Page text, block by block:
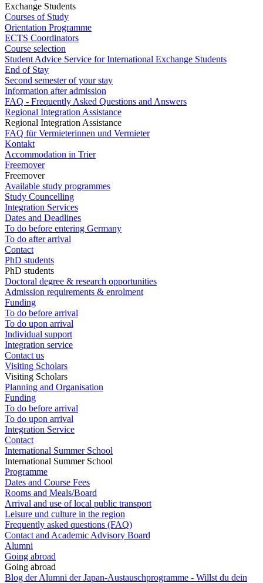
Exchange Students
Courses of Study
Orientation Programme
ECTS Coordinators
Course selection
Student Advice Service for International Exchange Students
End of Stay
Second semester of your stay
Information after admission
FAQ - Frequently Asked Questions and Answers
Regional Integration Assistance
Regional Integration Assistance
FAQ für Vermieterinnen und Vermieter
Kontakt
Accommodation in Trier
Freemover
Freemover
Available study programmes
Study Councelling
Integration Services
Dates and Deadlines
To do before entering Germany
To do after arrival
Contact
PhD students
PhD students
Doctoral degree & research opportunities
Admission requirements & enrolment
Funding
To do before arrival
To do upon arrival
Individual support
Integration service
Contact us
Visiting Scholars
Visiting Scholars
Planning and Organisation
Funding
To do before arrival
To do upon arrival
Integration Service
Contact
International Summer School
International Summer School
Programme
Dates and Course Fees
Rooms and Meals/Board
Arrival and use of local public transport
Leisure und culture in the region
Frequently asked questions (FAQ)
Contact and Academic Advisory Board
Alumni
Going abroad
Going abroad
Blog der Alumni der Japan-Austauschprogramme - Willst du dein